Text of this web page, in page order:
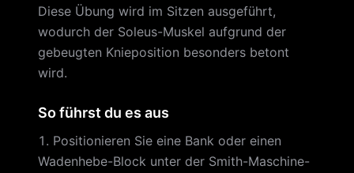
Diese Übung wird im Sitzen ausgeführt,
wodurch der Soleus-Muskel aufgrund der
gebeugten Knieposition besonders betont
wird.
So führst du es aus
Positionieren Sie eine Bank oder einen
Wadenhebe-Block unter der Smith-Maschine-